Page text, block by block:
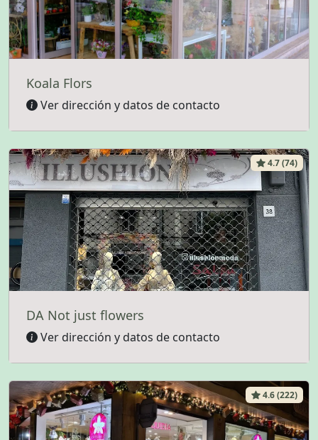
Koala Flors
Ver dirección y datos de contacto
4.7 (74)
DA Not just flowers
Ver dirección y datos de contacto
4.6 (222)